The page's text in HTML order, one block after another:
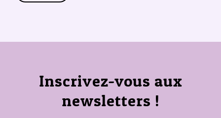
Inscrivez-vous aux
newsletters !